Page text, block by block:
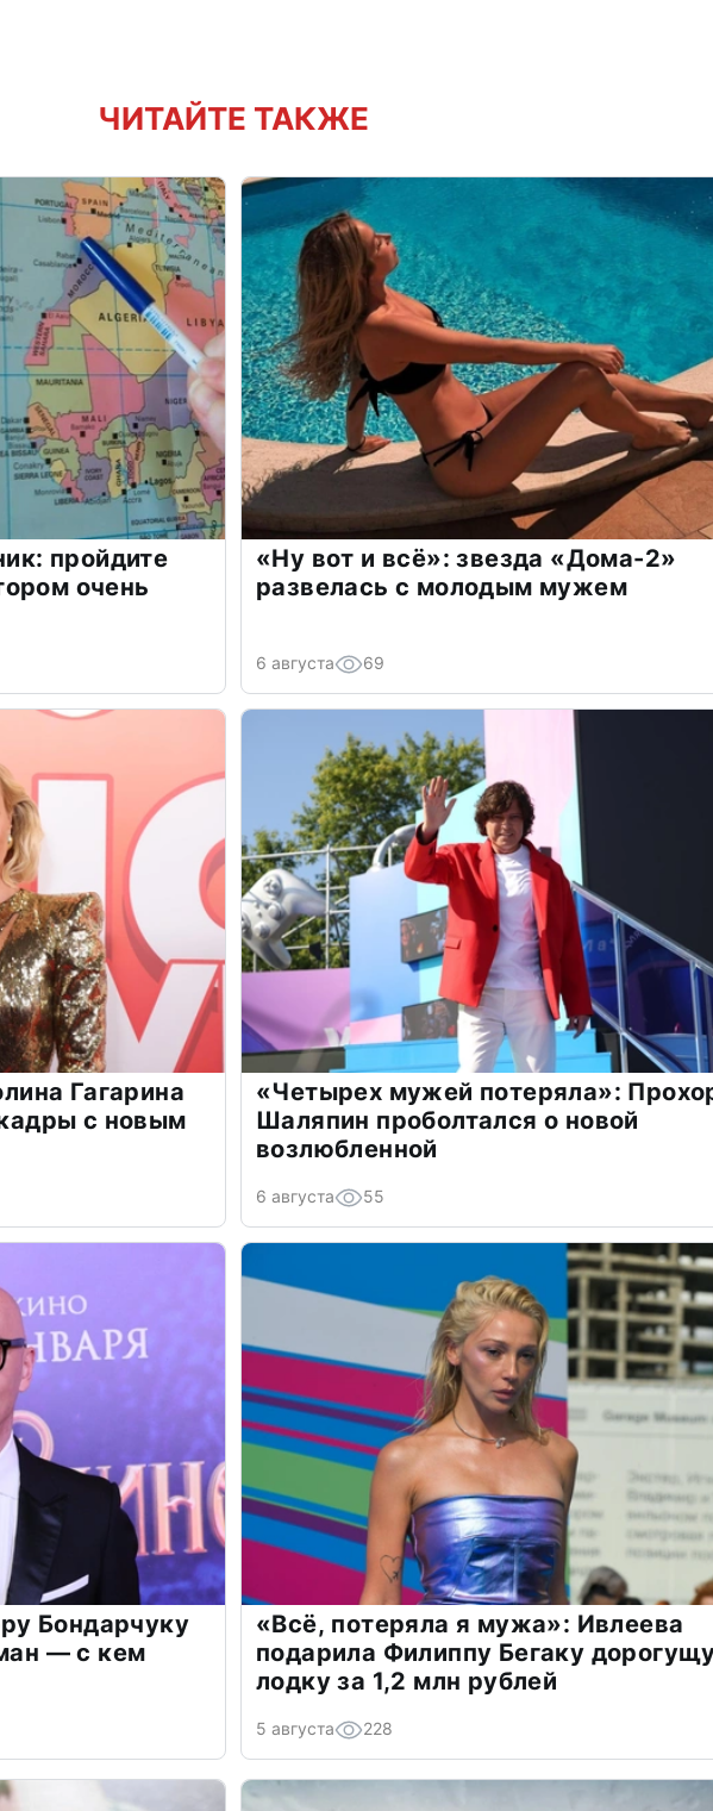
ЧИТАЙТЕ ТАКЖЕ
пройдите
очень
«Ну вот и всё»: звезда «Дома-2»
развелась с молодым мужем
6 августа 69
Гагарина
с новым
«Четырех мужей потеряла»:
Шаляпин проболтался о новой
возлюбленной
6 августа 55
Бондарчуку
— с кем
«Всё, потеряла я мужа»: Ивлеева
подарила Филиппу Бегаку
лодку за 1,2 млн рублей
5 августа 228